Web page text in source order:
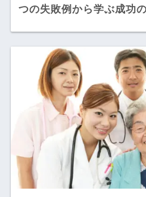
つの失敗例から学ぶ成功